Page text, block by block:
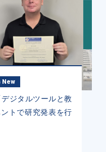
New
ジタルツールと教
トで研究発表を行